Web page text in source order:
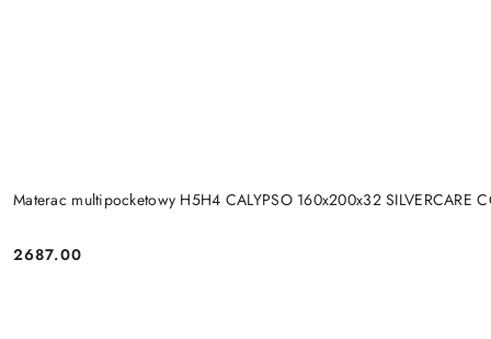
Materac multipocketowy H5H4 CALYPSO 160x200x32 SILVERCARE
Cena:
2687.00